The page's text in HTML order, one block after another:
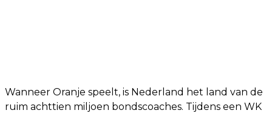
Wanneer Oranje speelt, is Nederland het land van de
ruim achttien miljoen bondscoaches. Tijdens een WK